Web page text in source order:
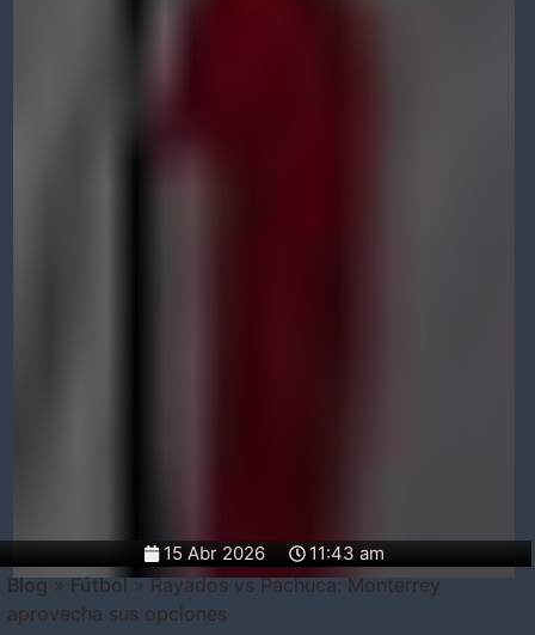
15 Abr 2026 11:43 am
Blog»Fútbol»Rayados vs Pachuca: Monterrey
aprovecha sus opciones